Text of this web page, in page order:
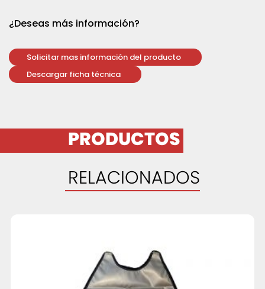
¿Deseas más información?
Solicitar mas información del producto
Descargar ficha técnica
PRODUCTOS
RELACIONADOS